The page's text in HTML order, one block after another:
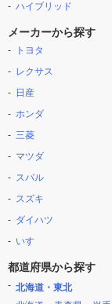
ハイブリッド
メーカーから探す
トヨタ
レクサス
日産
ホンダ
三菱
マツダ
スバル
スズキ
ダイハツ
いすゞ
都道府県から探す
北海道・東北